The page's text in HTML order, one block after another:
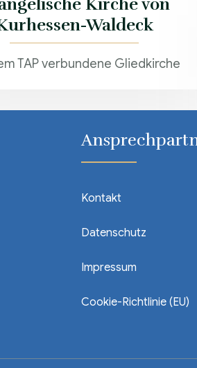
Kirche von
Waldeck
TAP verbundene Gliedkirche
Kontakt
Datenschutz
Impressum
Cookie-Richtlinie (EU)